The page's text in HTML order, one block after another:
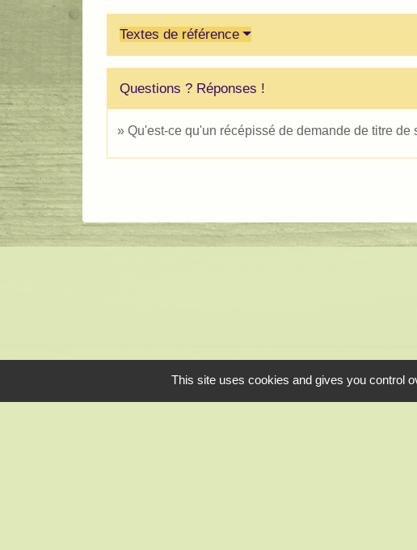
Textes de référence
Questions ? Réponses !
Qu'est-ce qu'un récépissé de demande de titre de
This site uses cookies and gives you control